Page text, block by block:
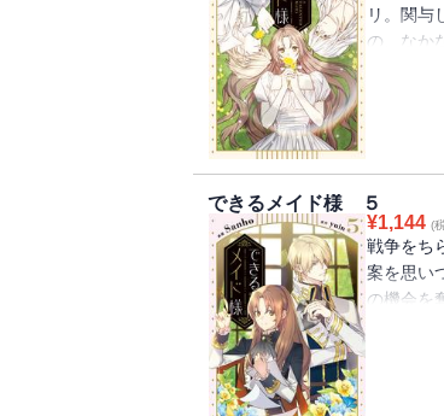
リ。関与
の、なか
する不
できるメイド様 ５
¥1,144 (
戦争をち
案を思い
の機会を
う・・